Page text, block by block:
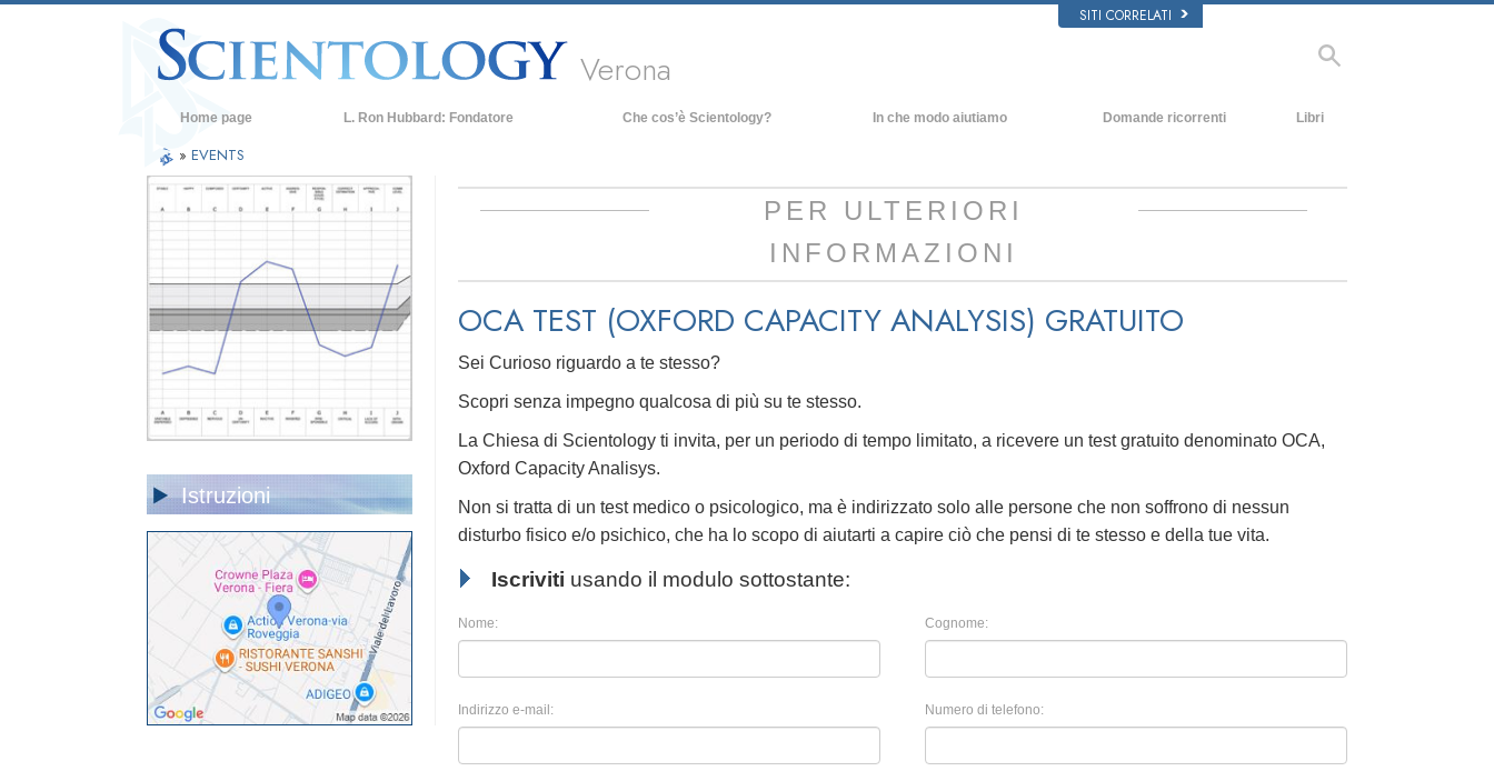
SITI CORRELATI
Verona
Home page L. Ron Hubbard: Fondatore Che cos’è Scientology?
Incontra uno Scientologist
All’interno di una Chiesa
I Principi Fondamentali di Scientology
Un’Introduzione a Dianetics
Amore e Odio:
Che Cos’è la Grandezza?
In che modo aiutiamo Domande ricorrenti Libri
» EVENTS
PER ULTERIORI
INFORMAZIONI
OCA TEST (OXFORD CAPACITY ANALYSIS) GRATUITO
Sei Curioso riguardo a te stesso?
Scopri senza impegno qualcosa di più su te stesso.
La Chiesa di Scientology ti invita, per un periodo di tempo limitato, a ricevere un test gratuito denominato OCA,
Oxford Capacity Analisys.
Non si tratta di un test medico o psicologico, ma è indirizzato solo alle persone che non soffrono di nessun
disturbo fisico e/o psichico, che ha lo scopo di aiutarti a capire ciò che pensi di te stesso e della tue vita.
Iscriviti usando il modulo sottostante:
Nome: Cognome:
Indirizzo e-mail: Numero di telefono:
Istruzioni